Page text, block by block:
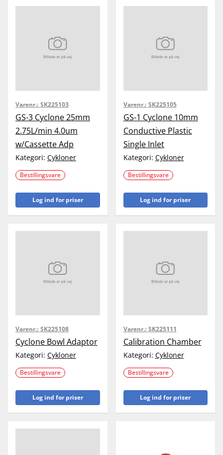
Varenr.: SK225103
GS-3 Cyclone 25mm
2.75L/min 4.0um
w/Cassette Adp
Kategori: Cykloner
Bestillingsvare
Log ind for priser
Varenr.: SK225105
GS-1 Cyclone 10mm
Conductive Plastic
Single Inlet
Kategori: Cykloner
Bestillingsvare
Log ind for priser
Varenr.: SK225108
Cyclone Bowl Adaptor
Kategori: Cykloner
Bestillingsvare
Log ind for priser
Varenr.: SK225111
Calibration Chamber
Kategori: Cykloner
Bestillingsvare
Log ind for priser